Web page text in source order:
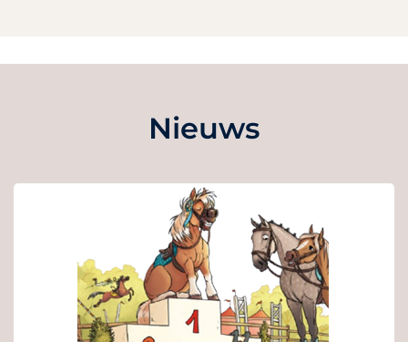
Nieuws